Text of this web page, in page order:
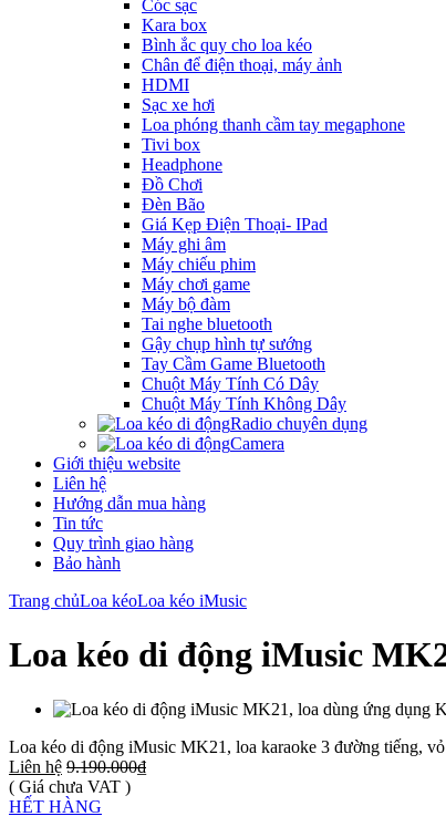
Cóc sạc
Kara box
Bình ắc quy cho loa kéo
Chân để điện thoại, máy ảnh
HDMI
Sạc xe hơi
Loa phóng thanh cầm tay megaphone
Tivi box
Headphone
Đồ Chơi
Đèn Bão
Giá Kẹp Điện Thoại- IPad
Máy ghi âm
Máy chiếu phim
Máy chơi game
Máy bộ đàm
Tai nghe bluetooth
Gậy chụp hình tự sướng
Tay Cầm Game Bluetooth
Chuột Máy Tính Có Dây
Chuột Máy Tính Không Dây
Radio chuyên dụng
Camera
Giới thiệu website
Liên hệ
Hướng dẫn mua hàng
Tin tức
Quy trình giao hàng
Bảo hành
Trang chủLoa kéoLoa kéo iMusic
Loa kéo di động iMusic
Loa kéo di động iMusic MK21, loa karaoke 3 đường tiếng,
Liên hệ 9.190.000₫
( Giá chưa VAT )
HẾT HÀNG